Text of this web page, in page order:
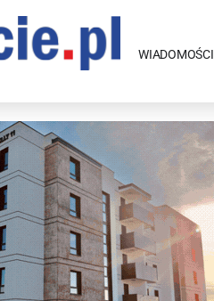
WIADOMOŚCI